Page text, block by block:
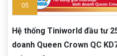
05
Hệ thống Tiniworld đầu tư
doanh Queen Crown QC